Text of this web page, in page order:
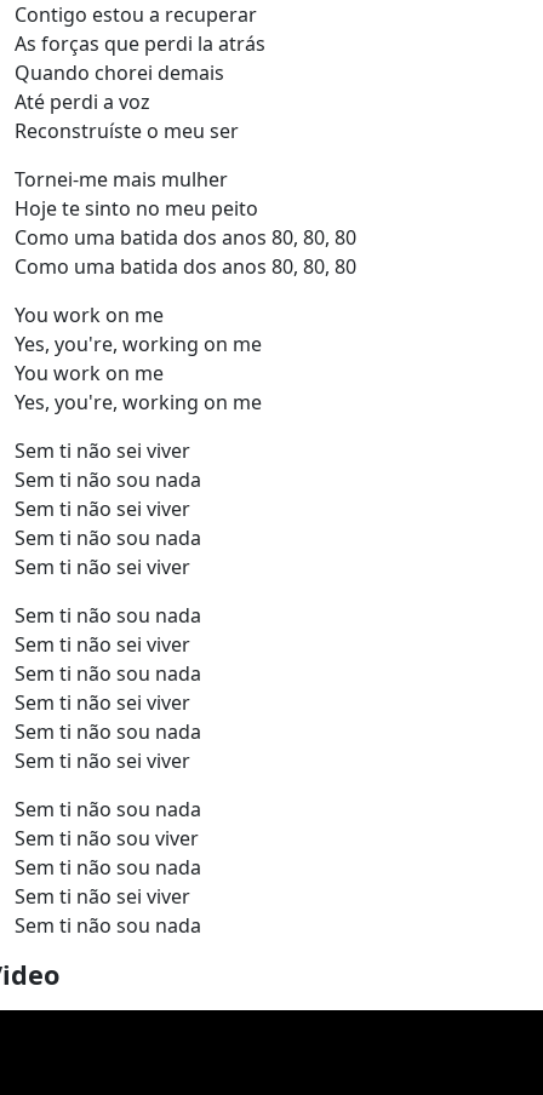
Contigo estou a recuperar
As forças que perdi la atrás
Quando chorei demais
Até perdi a voz
Reconstruíste o meu ser
Tornei-me mais mulher
Hoje te sinto no meu peito
Como uma batida dos anos 80, 80, 80
Como uma batida dos anos 80, 80, 80
You work on me
Yes, you're, working on me
You work on me
Yes, you're, working on me
Sem ti não sei viver
Sem ti não sou nada
Sem ti não sei viver
Sem ti não sou nada
Sem ti não sei viver
Sem ti não sou nada
Sem ti não sei viver
Sem ti não sou nada
Sem ti não sei viver
Sem ti não sou nada
Sem ti não sei viver
Sem ti não sou nada
Sem ti não sou viver
Sem ti não sou nada
Sem ti não sei viver
Sem ti não sou nada